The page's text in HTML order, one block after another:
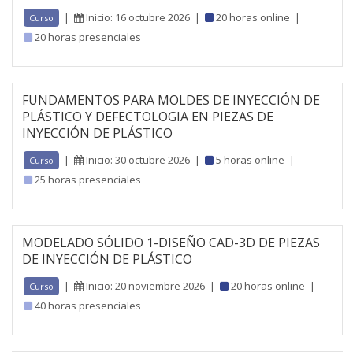
Curso | Inicio: 16 octubre 2026 | 20 horas online |
20 horas presenciales
FUNDAMENTOS PARA MOLDES DE INYECCIÓN DE
PLÁSTICO Y DEFECTOLOGIA EN PIEZAS DE
INYECCIÓN DE PLÁSTICO
Curso | Inicio: 30 octubre 2026 | 5 horas online |
25 horas presenciales
MODELADO SÓLIDO 1-DISEÑO CAD-3D DE PIEZAS
DE INYECCIÓN DE PLÁSTICO
Curso | Inicio: 20 noviembre 2026 | 20 horas online |
40 horas presenciales